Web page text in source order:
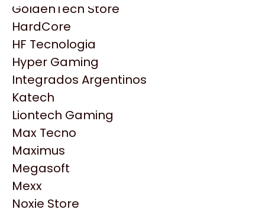
HP
HyperX
INNO3D
Intel
Kingston
Lenovo
Logitech
MSI
NVIDIA GeForce
NZXT
PNY
Palit
GoldenTech Store
HardCore
HF Tecnologia
Hyper Gaming
Integrados Argentinos
Katech
Liontech Gaming
Max Tecno
Maximus
Megasoft
Mexx
Noxie Store
Productos